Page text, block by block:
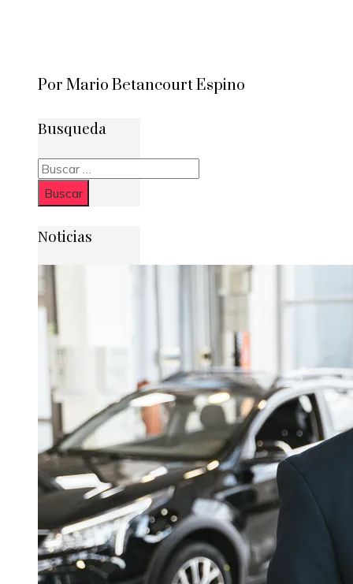
Por Mario Betancourt Espino
Busqueda
Buscar:
Noticias